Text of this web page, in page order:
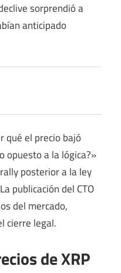
sorprendió a
anticipado
qué el precio bajó
opuesto a la lógica?»
posterior a la ley
publicación del CTO
del mercado,
cierre legal.
de XRP